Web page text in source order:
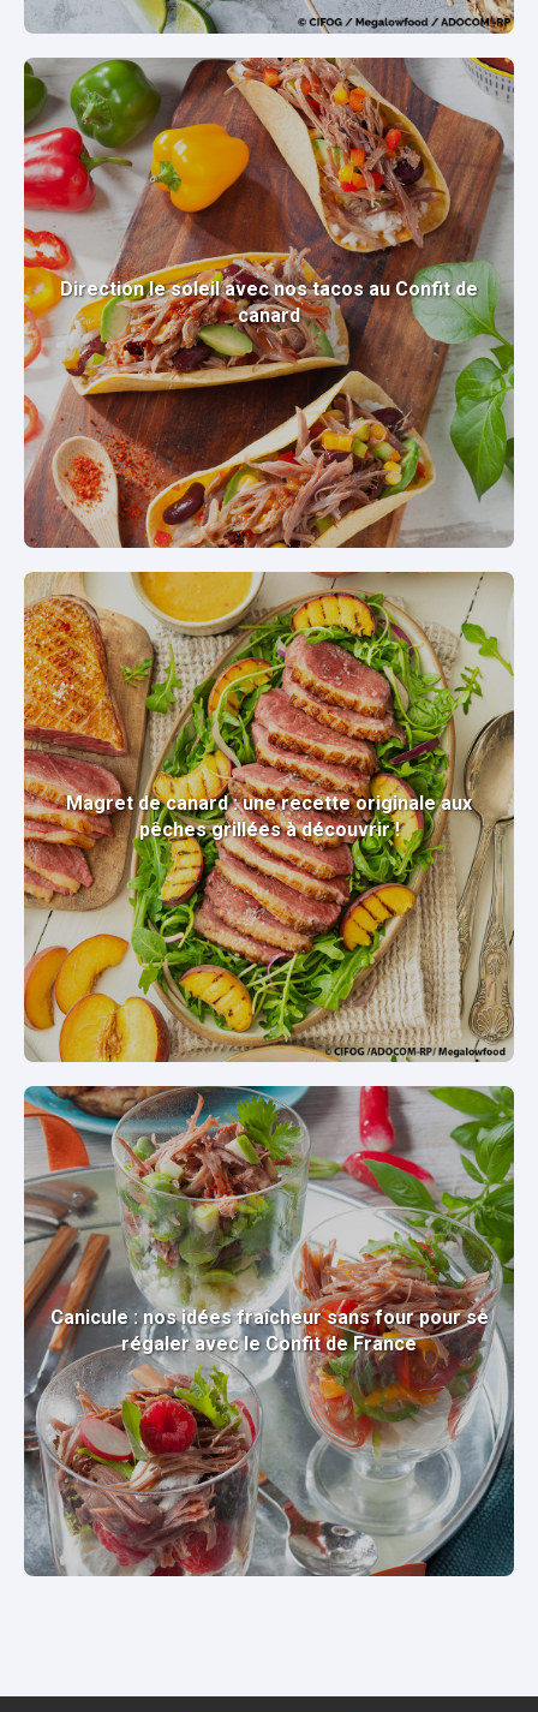
Direction le soleil avec nos tacos au Confit de
canard
Magret de canard : une recette originale aux
pêches grillées à découvrir !
Canicule : nos idées fraîcheur sans four pour se
régaler avec le Confit de France